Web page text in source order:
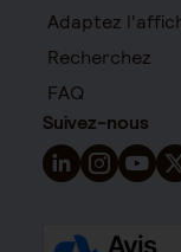
Adaptez
Recherchez
FAQ
Suivez-nous
Suivez-nous
Suivez-